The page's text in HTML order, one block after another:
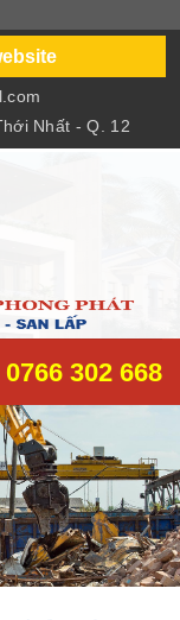
Nhất - Q. 12
302 668